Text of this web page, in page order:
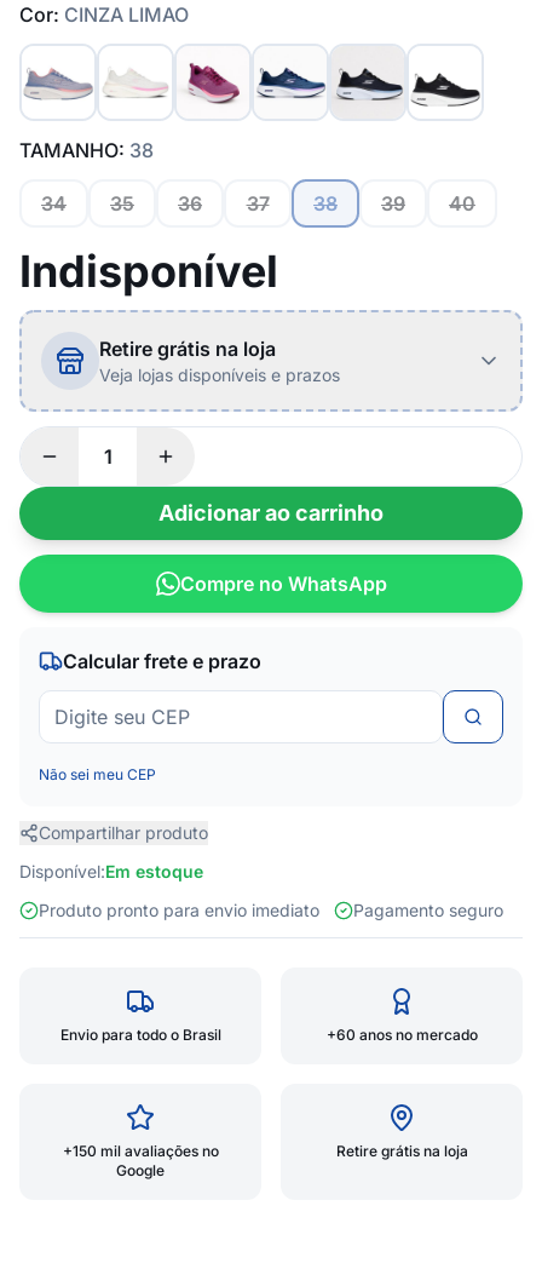
Cor: CINZA LIMAO
TAMANHO: 38
34 35 36 37 38 39 40
Indisponível
Retire grátis na loja
Veja lojas disponíveis e prazos
Adicionar ao carrinho
Compre no WhatsApp
Calcular frete e prazo
Não sei meu CEP
Compartilhar produto
Disponível:Em estoque
Produto pronto para envio imediato
Pagamento seguro
Envio para todo o Brasil +60 anos no mercado
+150 mil avaliações no
Google
Retire grátis na loja